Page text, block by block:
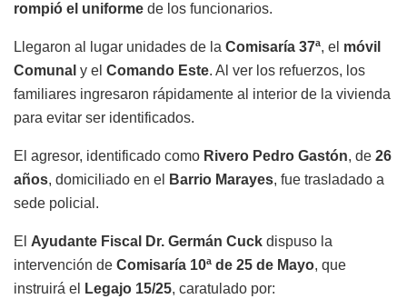
rompió el uniforme de los funcionarios.
Llegaron al lugar unidades de la Comisaría 37ª, el móvil
Comunal y el Comando Este. Al ver los refuerzos, los
familiares ingresaron rápidamente al interior de la vivienda
para evitar ser identificados.
El agresor, identificado como Rivero Pedro Gastón, de 26
años, domiciliado en el Barrio Marayes, fue trasladado a
sede policial.
El Ayudante Fiscal Dr. Germán Cuck dispuso la
intervención de Comisaría 10ª de 25 de Mayo, que
instruirá el
Legajo 15/25, caratulado por: